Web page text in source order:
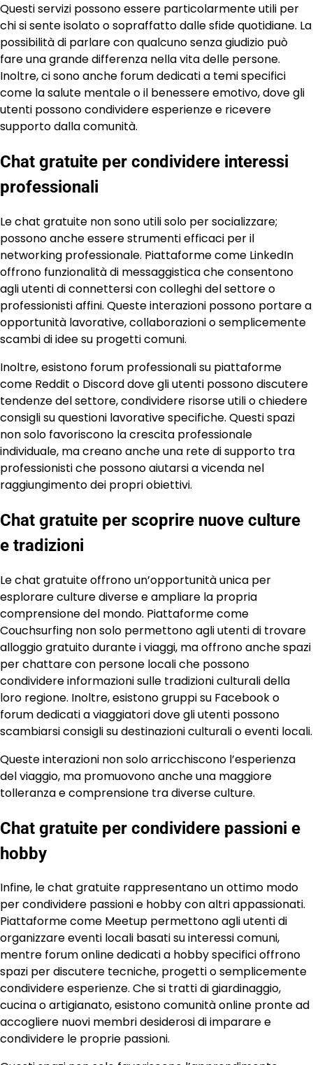
Questi servizi possono essere particolarmente utili per
chi si sente isolato o sopraffatto dalle sfide quotidiane. La
possibilità di parlare con qualcuno senza giudizio può
fare una grande differenza nella vita delle persone.
Inoltre, ci sono anche forum dedicati a temi specifici
come la salute mentale o il benessere emotivo, dove gli
utenti possono condividere esperienze e ricevere
supporto dalla comunità.
Chat gratuite per condividere interessi
professionali
Le chat gratuite non sono utili solo per socializzare;
possono anche essere strumenti efficaci per il
networking professionale. Piattaforme come LinkedIn
offrono funzionalità di messaggistica che consentono
agli utenti di connettersi con colleghi del settore o
professionisti affini. Queste interazioni possono portare a
opportunità lavorative, collaborazioni o semplicemente
scambi di idee su progetti comuni.
Inoltre, esistono forum professionali su piattaforme
come Reddit o Discord dove gli utenti possono discutere
tendenze del settore, condividere risorse utili o chiedere
consigli su questioni lavorative specifiche. Questi spazi
non solo favoriscono la crescita professionale
individuale, ma creano anche una rete di supporto tra
professionisti che possono aiutarsi a vicenda nel
raggiungimento dei propri obiettivi.
Chat gratuite per scoprire nuove culture
e tradizioni
Le chat gratuite offrono un’opportunità unica per
esplorare culture diverse e ampliare la propria
comprensione del mondo. Piattaforme come
Couchsurfing non solo permettono agli utenti di trovare
alloggio gratuito durante i viaggi, ma offrono anche spazi
per chattare con persone locali che possono
condividere informazioni sulle tradizioni culturali della
loro regione. Inoltre, esistono gruppi su Facebook o
forum dedicati a viaggiatori dove gli utenti possono
scambiarsi consigli su destinazioni culturali o eventi locali.
Queste interazioni non solo arricchiscono l’esperienza
del viaggio, ma promuovono anche una maggiore
tolleranza e comprensione tra diverse culture.
Chat gratuite per condividere passioni e
hobby
Infine, le chat gratuite rappresentano un ottimo modo
per condividere passioni e hobby con altri appassionati.
Piattaforme come Meetup permettono agli utenti di
organizzare eventi locali basati su interessi comuni,
mentre forum online dedicati a hobby specifici offrono
spazi per discutere tecniche, progetti o semplicemente
condividere esperienze. Che si tratti di giardinaggio,
cucina o artigianato, esistono comunità online pronte ad
accogliere nuovi membri desiderosi di imparare e
condividere le proprie passioni.